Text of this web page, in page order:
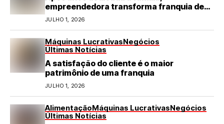
empreendedora transforma franquia de
turismo em negócio de destaque no RN
JULHO 1, 2026
Máquinas LucrativasNegócios
Últimas Notícias
A satisfação do cliente é o maior
patrimônio de uma franquia
JULHO 1, 2026
AlimentaçãoMáquinas LucrativasNegócios
Últimas Notícias